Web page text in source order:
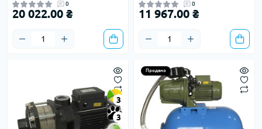
0
20 022.00 ₴
0
11 967.00 ₴
3
3
Продано